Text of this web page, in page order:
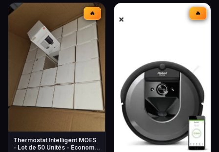
🔥
Thermostat Intelligent MOES
- Lot de 50 Unités - Économie
🔥